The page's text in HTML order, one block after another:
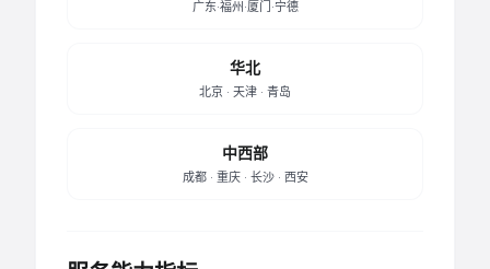
广东·福州·厦门·宁德
华北
北京 · 天津 · 青岛
中西部
成都 · 重庆 · 长沙 · 西安